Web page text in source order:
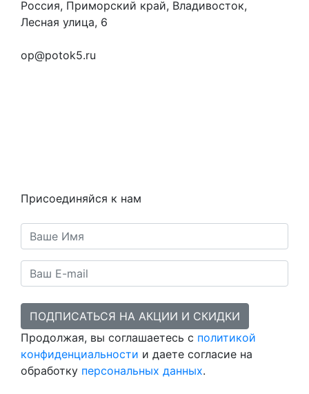
Россия, Приморский край, Владивосток,
Лесная улица, 6
op@potok5.ru
Присоединяйся к нам
ПОДПИСАТЬСЯ НА АКЦИИ И СКИДКИ
Продолжая, вы соглашаетесь с политикой
конфиденциальности и даете согласие на
обработку персональных данных.